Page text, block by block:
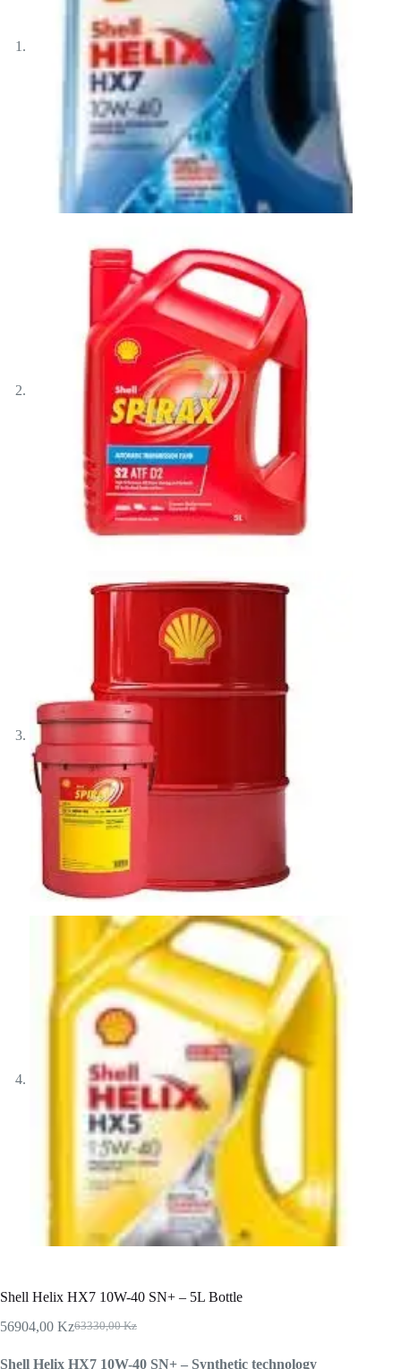
Shell Helix HX7 10W-40 SN+ – 5L Bottle
63330,00Kz
56904,00 Kz
Shell Helix HX7 10W-40 SN+ – Synthetic technology